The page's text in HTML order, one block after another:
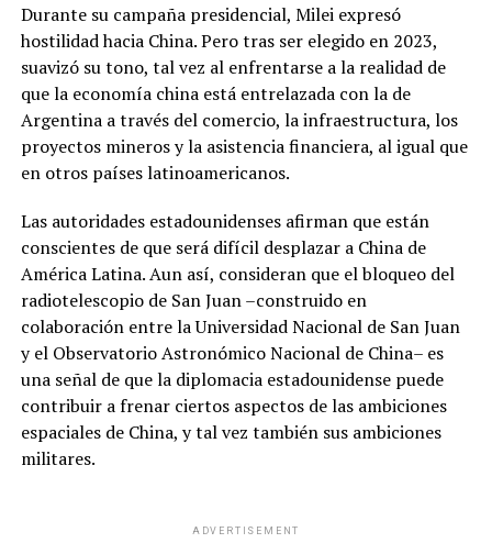
Durante su campaña presidencial, Milei expresó
hostilidad hacia China. Pero tras ser elegido en 2023,
suavizó su tono, tal vez al enfrentarse a la realidad de
que la economía china está entrelazada con la de
Argentina a través del comercio, la infraestructura, los
proyectos mineros y la asistencia financiera, al igual que
en otros países latinoamericanos.
Las autoridades estadounidenses afirman que están
conscientes de que será difícil desplazar a China de
América Latina. Aun así, consideran que el bloqueo del
radiotelescopio de San Juan –construido en
colaboración entre la Universidad Nacional de San Juan
y el Observatorio Astronómico Nacional de China– es
una señal de que la diplomacia estadounidense puede
contribuir a frenar ciertos aspectos de las ambiciones
espaciales de China, y tal vez también sus ambiciones
militares.
ADVERTISEMENT